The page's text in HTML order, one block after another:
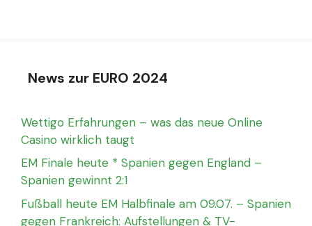
News zur EURO 2024
Wettigo Erfahrungen – was das neue Online
Casino wirklich taugt
EM Finale heute * Spanien gegen England –
Spanien gewinnt 2:1
Fußball heute EM Halbfinale am 09.07. – Spanien
gegen Frankreich: Aufstellungen & TV-